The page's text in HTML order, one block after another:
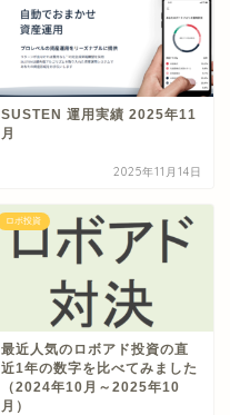
SUSTEN 運用実績 2025年11
月
2025年11月14日
ロボ投資
最近人気のロボアド投資の直
近1年の数字を比べてみました
（2024年10月～2025年10
月）